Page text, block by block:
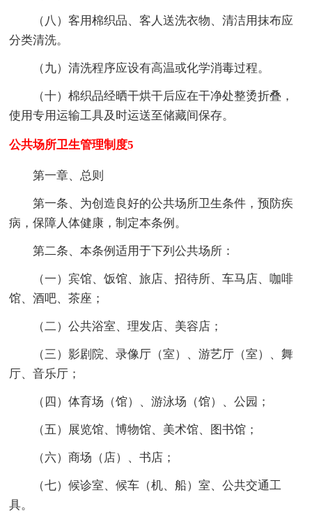
（八）客用棉织品、客人送洗衣物、清洁用抹布应
分类清洗。
（九）清洗程序应设有高温或化学消毒过程。
（十）棉织品经晒干烘干后应在干净处整烫折叠，
使用专用运输工具及时运送至储藏间保存。
公共场所卫生管理制度5
第一章、总则
第一条、为创造良好的公共场所卫生条件，预防疾
病，保障人体健康，制定本条例。
第二条、本条例适用于下列公共场所：
（一）宾馆、饭馆、旅店、招待所、车马店、咖啡
馆、酒吧、茶座；
（二）公共浴室、理发店、美容店；
（三）影剧院、录像厅（室）、游艺厅（室）、舞
厅、音乐厅；
（四）体育场（馆）、游泳场（馆）、公园；
（五）展览馆、博物馆、美术馆、图书馆；
（六）商场（店）、书店；
（七）候诊室、候车（机、船）室、公共交通工
具。